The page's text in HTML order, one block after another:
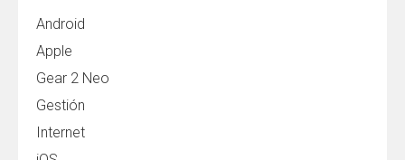
Android
Apple
Gear 2 Neo
Gestión
Internet